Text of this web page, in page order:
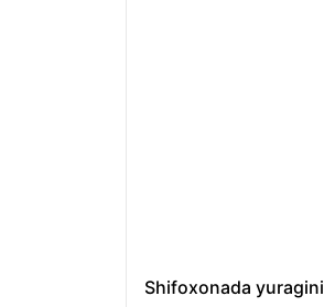
Shifoxonada